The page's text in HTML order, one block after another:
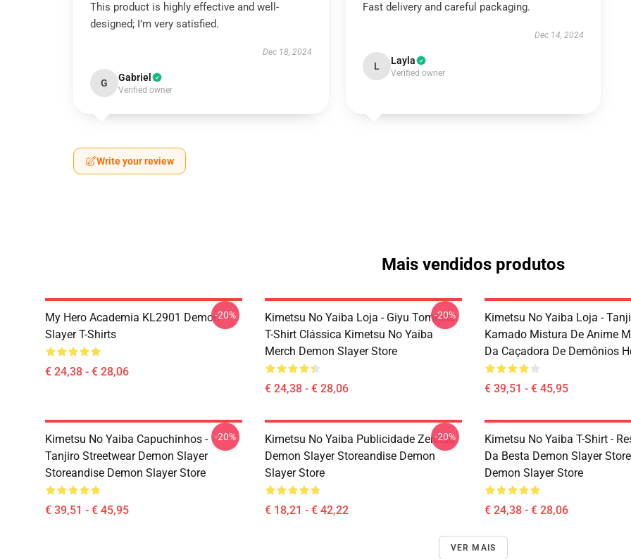
This product is highly effective and well-
designed; I’m very satisfied.
Dec 18, 2024
G Gabriel
Verified owner
Fast delivery and careful packaging.
Dec 14, 2024
L Layla
Verified owner
Write your review
Mais vendidos produtos
My Hero Academia KL2901 Demon
Slayer T-Shirts
€ 24,38 - € 28,06
-20%
Kimetsu No Yaiba Loja - Giyu Tomioka
T-Shirt Clássica Kimetsu No Yaiba
Merch Demon Slayer Store
€ 24,38 - € 28,06
-20%
Kimetsu No Yaiba Loja -
Kamado Mistura De Anime
Da Caçadora De Demônios
€ 39,51 - € 45,95
Kimetsu No Yaiba Capuchinhos -
Tanjiro Streetwear Demon Slayer
Storeandise Demon Slayer Store
€ 39,51 - € 45,95
-20%
Kimetsu No Yaiba Publicidade Zenitsu
Demon Slayer Storeandise Demon
Slayer Store
€ 18,21 - € 42,22
-20%
Kimetsu No Yaiba T-Shirt -
Da Besta Demon Slayer
Demon Slayer Store
€ 24,38 - € 28,06
VER MAIS